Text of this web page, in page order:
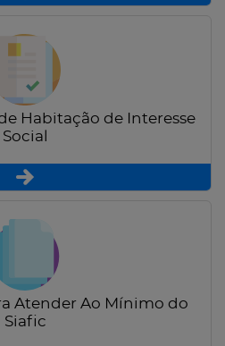
Habitação de Interesse
Social
Atender Ao Mínimo do
Siafic